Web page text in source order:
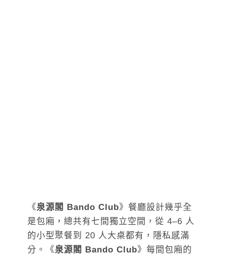
《泉源閣 Bando Club》餐廳設計幾乎全
是包廂，總共有七間獨立空間，從 4–6 人
的小型聚餐到 20 人大桌都有，隱私感滿
分。《泉源閣 Bando Club》每間包廂的